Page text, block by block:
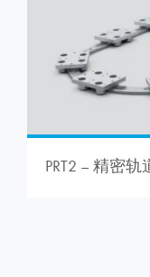
PRT2 – 精密轨